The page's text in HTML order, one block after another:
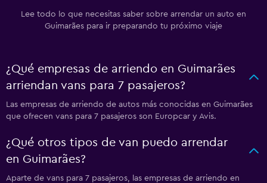
Lee todo lo que necesitas saber sobre arrendar un auto en
Guimarães para ir preparando tu próximo viaje
¿Qué empresas de arriendo en Guimarães
arriendan vans para 7 pasajeros?
Las empresas de arriendo de autos más conocidas en Guimarães
que ofrecen vans para 7 pasajeros son Europcar y Avis.
¿Qué otros tipos de van puedo arrendar
en Guimarães?
Aparte de vans para 7 pasajeros, las empresas de arriendo en